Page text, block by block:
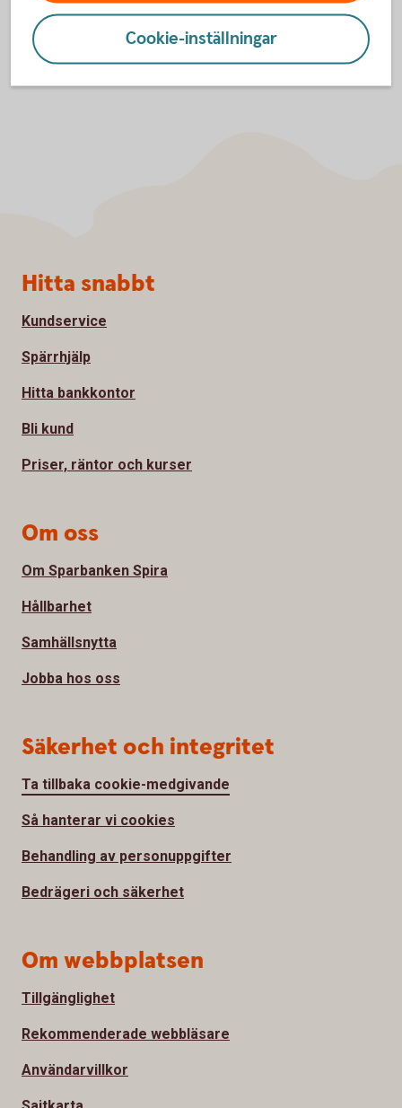
Cookie-inställningar
Sidfot
Hitta snabbt
Kundservice
Spärrhjälp
Hitta bankkontor
Bli kund
Priser, räntor och kurser
Om oss
Om Sparbanken Spira
Hållbarhet
Samhällsnytta
Jobba hos oss
Säkerhet och integritet
Ta tillbaka cookie-medgivande
Så hanterar vi cookies
Behandling av personuppgifter
Bedrägeri och säkerhet
Om webbplatsen
Tillgänglighet
Rekommenderade webbläsare
Användarvillkor